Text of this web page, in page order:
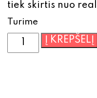
tiek skirtis nuo
Turime
produkto
kiekis:
Į KREPŠELĮ